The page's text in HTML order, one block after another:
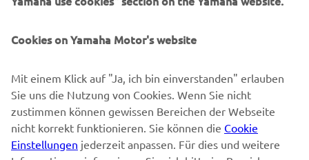
ABONNIEREN
Sie uns die Nutzung von Cookies. Wenn Sie nicht
zustimmen können gewissen Bereichen der Webseite
nicht korrekt funktionieren. Sie können die Cookie
Einstellungenjederzeit anpassen. Für dies und weitere
Informationen informieren Sie sich bitte im Bereich